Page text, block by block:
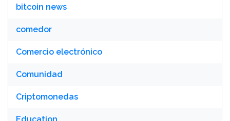
bitcoin news
comedor
Comercio electrónico
Comunidad
Criptomonedas